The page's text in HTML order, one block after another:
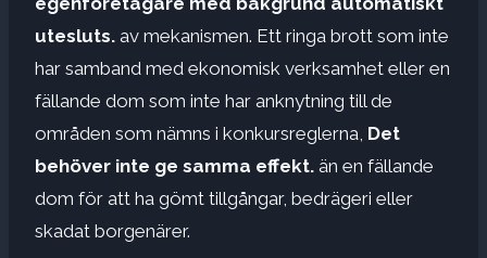
utesluts. av mekanismen. Ett ringa brott som inte
har samband med ekonomisk verksamhet eller en
fällande dom som inte har anknytning till de
områden som nämns i konkursreglerna, Det
behöver inte ge samma effekt. än en fällande
dom för att ha gömt tillgångar, bedrägeri eller
skadat borgenärer.